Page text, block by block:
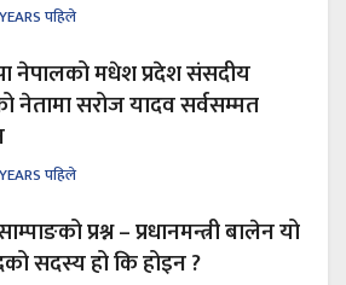
पहिले
नेपालको मधेश प्रदेश संसदीय
नेतामा सरोज यादव सर्वसम्मत
पहिले
प्रश्न – प्रधानमन्त्री बालेन यो
सदस्य हो कि होइन ?